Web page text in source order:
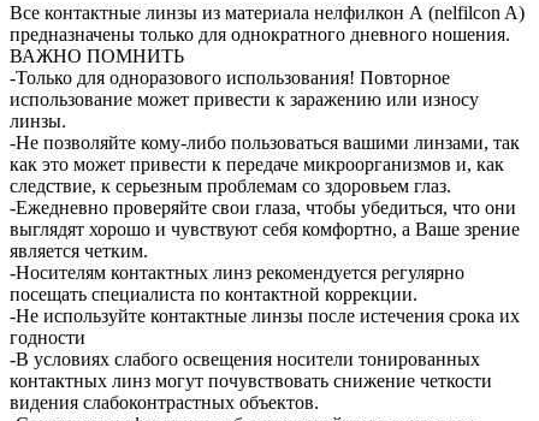
Все контактные линзы из материала нелфилкон А (nelfilcon A)
предназначены только для однократного дневного ношения.
ВАЖНО ПОМНИТЬ
-Только для одноразового использования! Повторное
использование может привести к заражению или износу
линзы.
-Не позволяйте кому-либо пользоваться вашими линзами, так
как это может привести к передаче микроорганизмов и, как
следствие, к серьезным проблемам со здоровьем глаз.
-Ежедневно проверяйте свои глаза, чтобы убедиться, что они
выглядят хорошо и чувствуют себя комфортно, а Ваше зрение
является четким.
-Носителям контактных линз рекомендуется регулярно
посещать специалиста по контактной коррекции.
-Не используйте контактные линзы после истечения срока их
годности
-В условиях слабого освещения носители тонированных
контактных линз могут почувствовать снижение четкости
видения слабоконтрастных объектов.